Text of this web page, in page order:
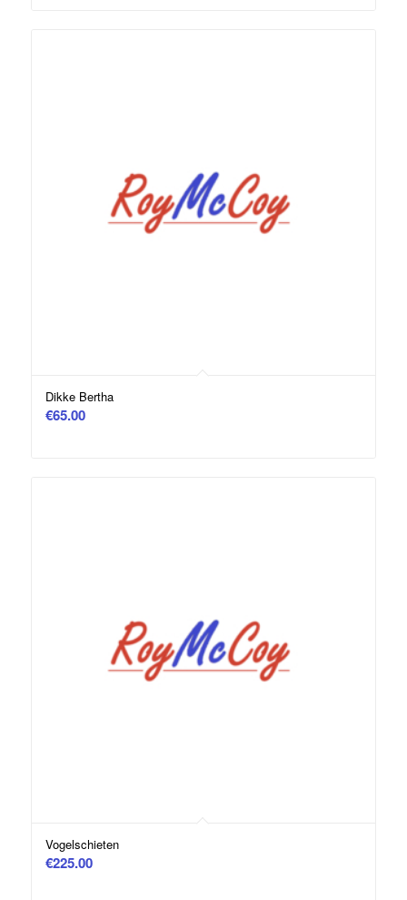
Dikke Bertha
€65.00
Vogelschieten
€225.00